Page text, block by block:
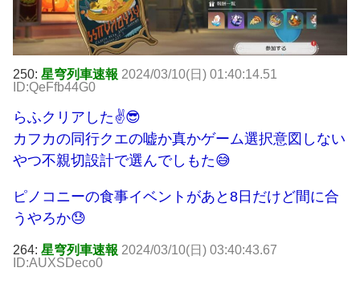
250: 星穹列車速報 2024/03/10(日) 01:40:14.51
ID:QeFfb44G0
らふクリアした✌😎
カフカの同行クエの嘘か真かゲーム選択意図しない
やつ不親切設計で選んでしもた😅
ピノコニーの食事イベントがあと8日だけど間に合
うやろか😓
264: 星穹列車速報 2024/03/10(日) 03:40:43.67
ID:AUXSDeco0